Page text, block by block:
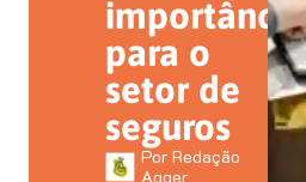
importância
para o
setor de
seguros
Por Redação
Agger